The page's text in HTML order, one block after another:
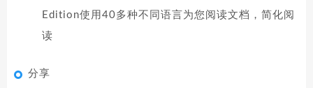
Edition使用40多种不同语言为您阅读文档，简化阅
读
分享